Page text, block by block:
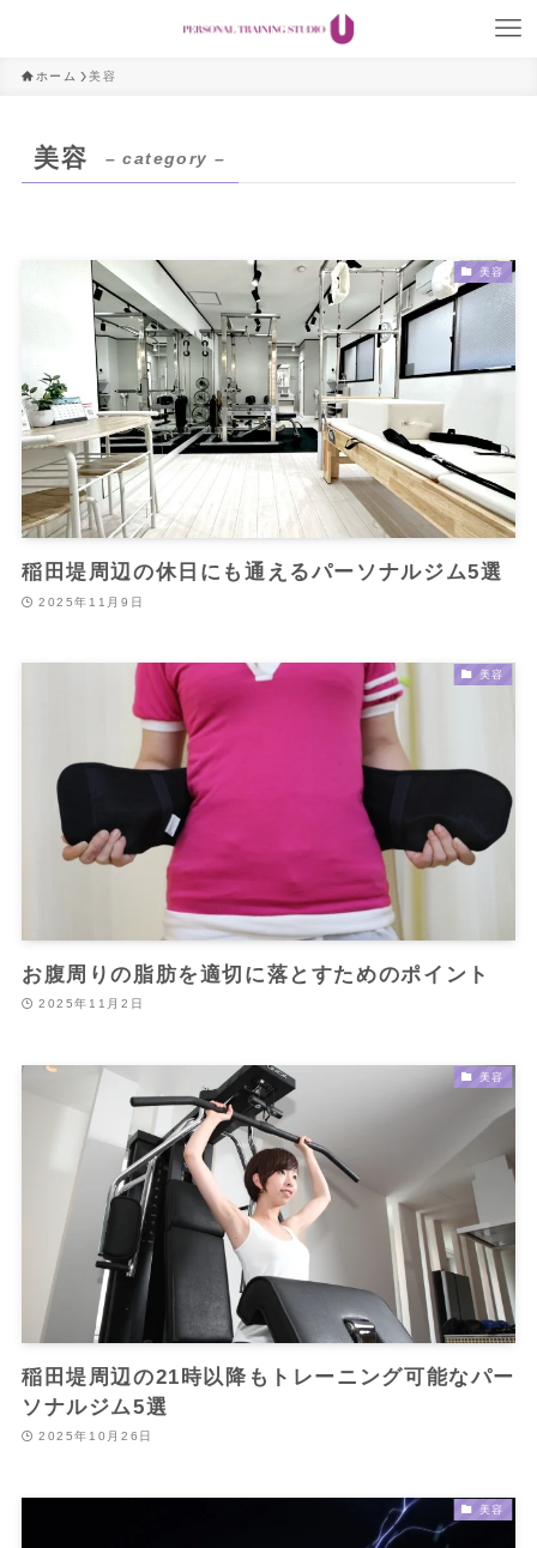
ホーム 美容
美容 – category –
美容
稲田堤周辺の休日にも通えるパーソナルジム5選
2025年11月9日
美容
お腹周りの脂肪を適切に落とすためのポイント
2025年11月2日
美容
稲田堤周辺の21時以降もトレーニング可能なパー
ソナルジム5選
2025年10月26日
美容